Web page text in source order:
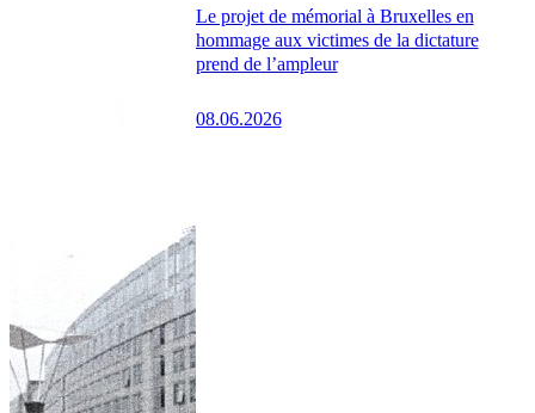
Le projet de mémorial à Bruxelles en
hommage aux victimes de la dictature
prend de l’ampleur
08.06.2026